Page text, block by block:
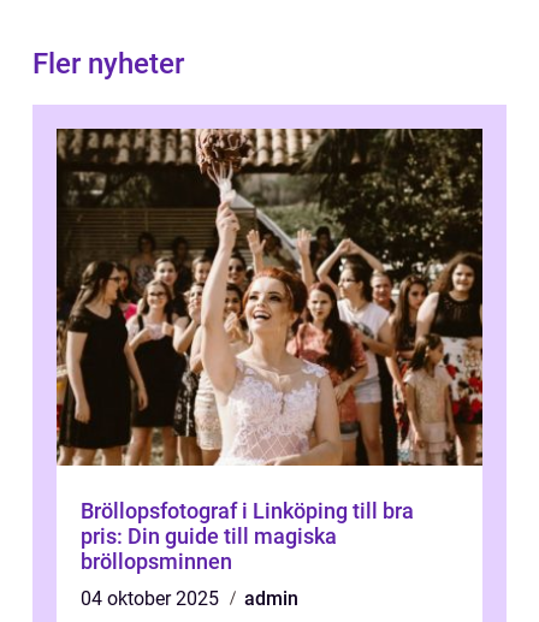
Fler nyheter
Bröllopsfotograf i Linköping till bra
pris: Din guide till magiska
bröllopsminnen
04 oktober 2025
admin